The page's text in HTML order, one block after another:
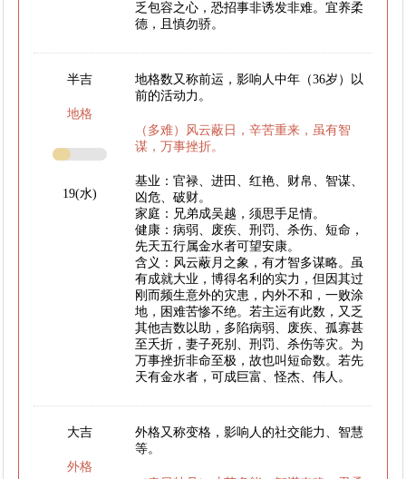
乏包容之心，恐招事非诱发非难。宜养柔
德，且慎勿骄。
半吉
地格
19(水)
地格数又称前运，影响人中年（36岁）以
前的活动力。
（多难）风云蔽日，辛苦重来，虽有智
谋，万事挫折。
基业：官禄、进田、红艳、财帛、智谋、
凶危、破财。
家庭：兄弟成吴越，须思手足情。
健康：病弱、废疾、刑罚、杀伤、短命，
先天五行属金水者可望安康。
含义：风云蔽月之象，有才智多谋略。虽
有成就大业，博得名利的实力，但因其过
刚而频生意外的灾患，内外不和，一败涂
地，困难苦惨不绝。若主运有此数，又乏
其他吉数以助，多陷病弱、废疾、孤寡甚
至夭折，妻子死别、刑罚、杀伤等灾。为
万事挫折非命至极，故也叫短命数。若先
天有金水者，可成巨富、怪杰、伟人。
大吉
外格
外格又称变格，影响人的社交能力、智慧
等。